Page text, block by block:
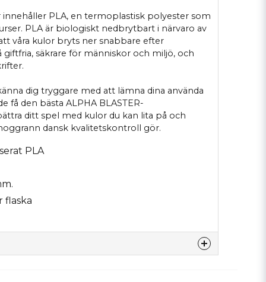
PLA, en termoplastisk polyester som
PLA är biologiskt nedbrytbart i närvaro av
våra kulor bryts ner snabbare efter
giftfria, säkrare för människor och miljö, och
dig tryggare med att lämna dina använda
få den bästa ALPHA BLASTER-
ditt spel med kulor du kan lita på och
dansk kvalitetskontroll gör.
PLA
flaska